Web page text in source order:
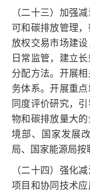
（二十三）加强
可和碳排放管理
放权交易市场建
日常监管，建立
分配方法。开展
务体系。开展重
同度评价研究，
物和碳排放量大
境部、国家发展
局、国家能源局按
（二十四）强化
项目和协同技术